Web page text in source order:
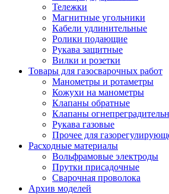
Тележки
Магнитные угольники
Кабели удлинительные
Ролики подающие
Рукава защитные
Вилки и розетки
Товары для газосварочных работ
Манометры и ротаметры
Кожухи на манометры
Клапаны обратные
Клапаны
Рукава газовые
Прочее для
Расходные материалы
Вольфрамовые электроды
Прутки присадочные
Сварочная проволока
Архив моделей